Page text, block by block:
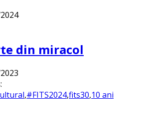
din miracol
,#FITS2024,fits30,10 ani